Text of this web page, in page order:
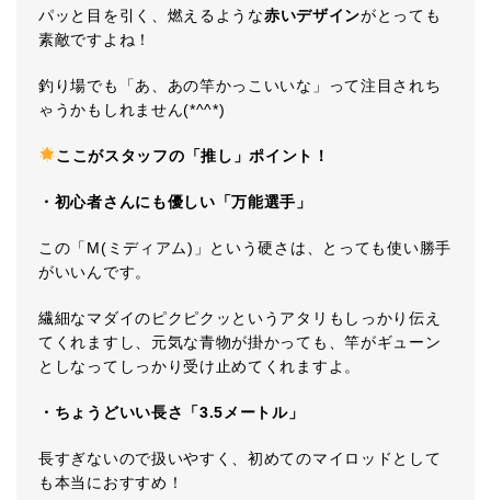
パッと目を引く、燃えるような赤いデザインがとっても
素敵ですよね！
釣り場でも「あ、あの竿かっこいいな」って注目されち
ゃうかもしれません(*^^*)
ここがスタッフの「推し」ポイント！
・初心者さんにも優しい「万能選手」
この「M(ミディアム)」という硬さは、とっても使い勝手
がいいんです。
繊細なマダイのピクピクッというアタリもしっかり伝え
てくれますし、元気な青物が掛かっても、竿がギューン
としなってしっかり受け止めてくれますよ。
・ちょうどいい長さ「3.5メートル」
長すぎないので扱いやすく、初めてのマイロッドとして
も本当におすすめ！